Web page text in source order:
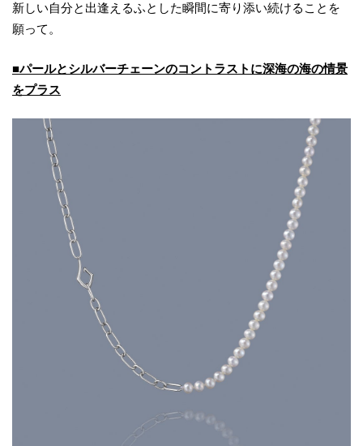
新しい自分と出逢えるふとした瞬間に寄り添い続けることを
願って。
■パールとシルバーチェーンのコントラストに深海の海の情景
をプラス